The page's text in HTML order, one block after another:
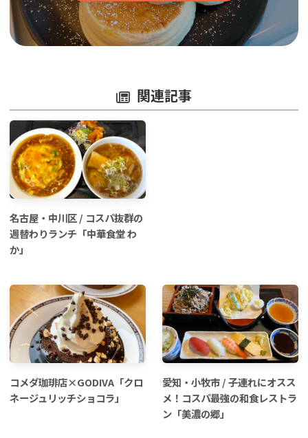
関連記事
名古屋・中川区 / コスパ抜群の
週替わりランチ「中華食堂 わ
か」
コメダ珈琲店×GODIVA「クロ
ネージュリッチショコラ」
愛知・小牧市 / 子連れにオスス
メ！コスパ最強の和食レストラ
ン「美濃の郷」